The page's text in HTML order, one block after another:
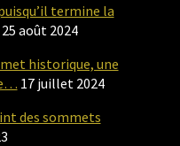
termine la
25 août 2024
historique, une
17 juillet 2024
des sommets